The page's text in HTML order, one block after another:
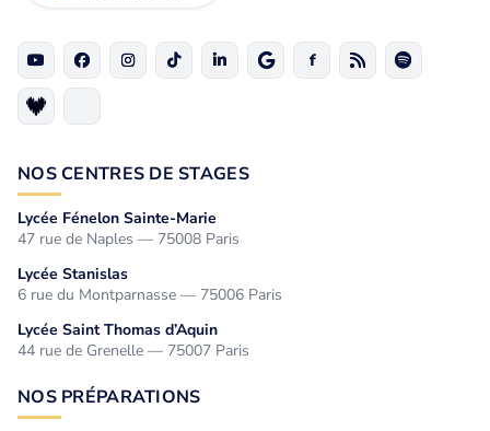
NOS CENTRES DE STAGES
Lycée Fénelon Sainte-Marie
47 rue de Naples — 75008 Paris
Lycée Stanislas
6 rue du Montparnasse — 75006 Paris
Lycée Saint Thomas d’Aquin
44 rue de Grenelle — 75007 Paris
NOS PRÉPARATIONS